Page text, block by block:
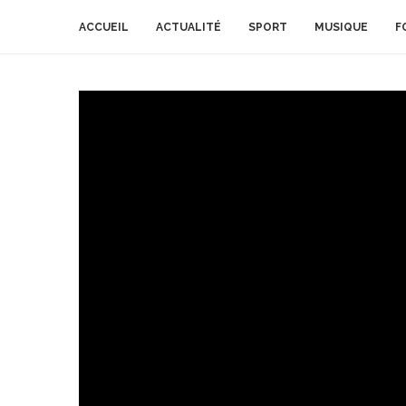
ACCUEIL ACTUALITÉ SPORT MUSIQUE